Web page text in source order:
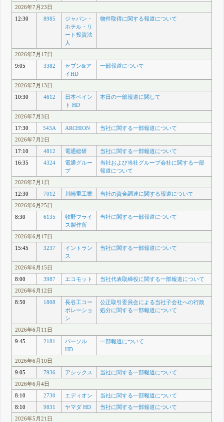
2026年7月23日
12:30
8985
ジャパン・
ホテル・リ
ート投資法
人
物件取得に関する報道について
2026年7月17日
9:05
3382
セブン&ア
イHD
一部報道について
2026年7月13日
10:30
4612
日本ペイン
ト HD
本日の一部報道に関して
2026年7月3日
17:30
543A ARCHION
当社に関する一部報道について
2026年7月2日
17:10
4812 電通総研
当社に関する一部報道について
16:35
4324
電通グルー
プ
当社および当社グループ会社に関する一部
報道について
2026年7月1日
12:30
7012 川崎重工業
当社の資金調達に関する報道について
2026年6月25日
8:30
6135
牧野フライ
ス製作所
当社に関する一部報道について
2026年6月17日
15:45
3237
イントラン
ス
当社に関する一部報道について
2026年6月15日
8:00
3987 エコモット
当社代表取締役に関する一部報道について
2026年6月12日
8:50
1808
長谷工コー
ポレーショ
ン
公正取引委員会による当社子会社への行政
処分に関する一部報道について
2026年6月11日
9:45
2181
パーソル
HD
一部報道について
2026年6月10日
9:05
7936 アシックス
当社に関する一部報道について
2026年6月4日
8:10
2730 エディオン
当社に関する一部報道について
8:10
9831 ヤマダ HD
当社に関する一部報道について
2026年5月21日